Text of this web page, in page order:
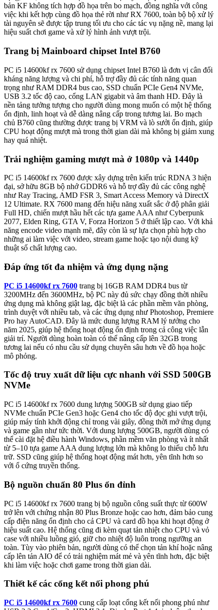
bản KF không tích hợp đồ họa trên bo mạch, đồng nghĩa với công
việc khi kết hợp cùng đồ họa thẻ rời như RX 7600, toàn bộ bộ xử lý
tài nguyên sẽ được tập trung tối ưu cho các tác vụ nặng nề, mang lại
hiệu suất chơi game và xử lý hình ảnh vượt trội.
Trang bị Mainboard chipset Intel B760
PC i5 14600kf rx 7600 sử dụng chipset Intel B760 là đơn vị cân đối
kháng năng lượng và chi phí, hỗ trợ đầy đủ các tính năng quan
trọng như RAM DDR4 bus cao, SSD chuẩn PCIe Gen4 NVMe,
USB 3.2 tốc độ cao, cổng LAN gigabit và âm thanh HD. Đây là
nền tảng tưởng tượng cho người dùng mong muốn có một hệ thống
ổn định, linh hoạt và dễ dàng nâng cấp trong tương lai. Bo mạch
chủ B760 cũng thường được trang bị VRM và lò sưởi ổn định, giúp
CPU hoạt động mượt mà trong thời gian dài mà không bị giảm xung
hay quá nhiệt.
Trải nghiệm gaming mượt mà ở 1080p và 1440p
PC i5 14600kf rx 7600 được xây dựng trên kiến trúc RDNA 3 hiện
đại, sở hữu 8GB bộ nhớ GDDR6 và hỗ trợ đầy đủ các công nghệ
như Ray Tracing, AMD FSR 3, Smart Access Memory và DirectX
12 Ultimate. RX 7600 mang đến hiệu năng xuất sắc ở độ phân giải
Full HD, chiến mượt hầu hết các tựa game AAA như Cyberpunk
2077, Elden Ring, GTA V, Forza Horizon 5 ở thiết lập cao. Với khả
năng encode video mạnh mẽ, đây còn là sự lựa chọn phù hợp cho
những ai làm việc với video, stream game hoặc tạo nội dung kỹ
thuật số chất lượng cao.
Đáp ứng tốt đa nhiệm và ứng dụng nặng
PC i5 14600kf rx 7600 trang bị 16GB RAM DDR4 bus từ
3200MHz đến 3600MHz, bộ PC này đủ sức chạy đồng thời nhiều
ứng dụng mà không giật lag, đặc biệt là các phần mềm văn phòng,
trình duyệt với nhiều tab, và các ứng dụng như Photoshop, Premiere
Pro hay AutoCAD. Đây là mức dung lượng RAM lý tưởng cho
năm 2025, giúp hệ thống hoạt động ổn định trong cả công việc lẫn
giải trí. Người dùng hoàn toàn có thể nâng cấp lên 32GB trong
tương lai nếu có nhu cầu sử dụng chuyên sâu hơn về đồ họa hoặc
mô phỏng.
Tốc độ truy xuất dữ liệu cực nhanh với SSD 500GB
NVMe
PC i5 14600kf rx 7600 dung lượng 500GB sử dụng giao tiếp
NVMe chuẩn PCIe Gen3 hoặc Gen4 cho tốc độ đọc ghi vượt trội,
giúp máy tính khởi động chỉ trong vài giây, đồng thời mở ứng dụng
và game gần như tức thời. Với dung lượng 500GB, người dùng có
thể cài đặt hệ điều hành Windows, phần mềm văn phòng và ít nhất
từ 5–10 tựa game AAA dung lượng lớn mà không lo thiếu chỗ lưu
trữ. SSD cũng giúp hệ thống hoạt động mát hơn, yên tĩnh hơn so
với ổ cứng truyền thống.
Bộ nguồn chuẩn 80 Plus ổn đỉnh
PC i5 14600kf rx 7600 trang bị bộ nguồn công suất thực từ 600W
trở lên với chứng nhận 80 Plus Bronze hoặc cao hơn, đảm bảo cung
cấp điện năng ổn định cho cả CPU và card đồ họa khi hoạt động ở
hiệu suất cao. Hệ thống cũng đi kèm quạt tản nhiệt cho CPU và vỏ
case với nhiều luồng gió, giữ cho nhiệt độ luôn trong ngưỡng an
toàn. Tùy vào phiên bản, người dùng có thể chọn tản khí hoặc nâng
cấp lên tản AIO để có trải nghiệm mát mẻ và yên tĩnh hơn, đặc biệt
khi làm việc hoặc chơi game trong thời gian dài.
Thiết kế các cổng kết nối phong phú
PC i5 14600kf rx 7600 cung cấp loạt cổng kết nối phong phú như